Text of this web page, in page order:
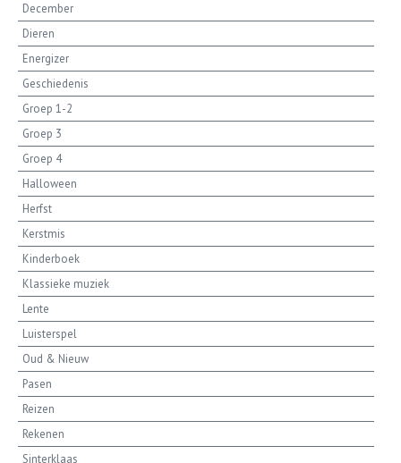
December
Dieren
Energizer
Geschiedenis
Groep 1-2
Groep 3
Groep 4
Halloween
Herfst
Kerstmis
Kinderboek
Klassieke muziek
Lente
Luisterspel
Oud & Nieuw
Pasen
Reizen
Rekenen
Sinterklaas